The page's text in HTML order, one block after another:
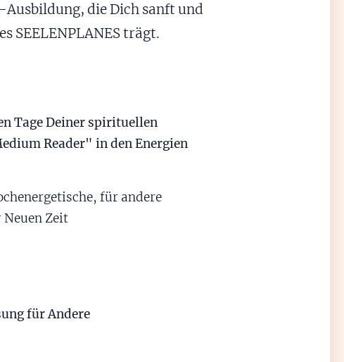
die Dich sanft und
SEELENPLANES trägt.
Tage Deiner spirituellen
Reader" in den Energien
für andere
Zeit
für Andere